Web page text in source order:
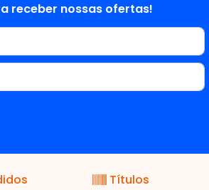
receber nossas ofertas!
Títulos